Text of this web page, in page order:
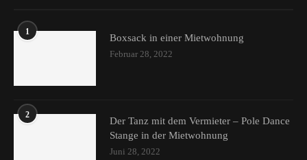
1
Boxsack in einer Mietwohnung
Februar 28, 2022
2
Der Tanz mit dem Vermieter – Pole Dance
Stange in der Mietwohnung
Juni 28, 2022